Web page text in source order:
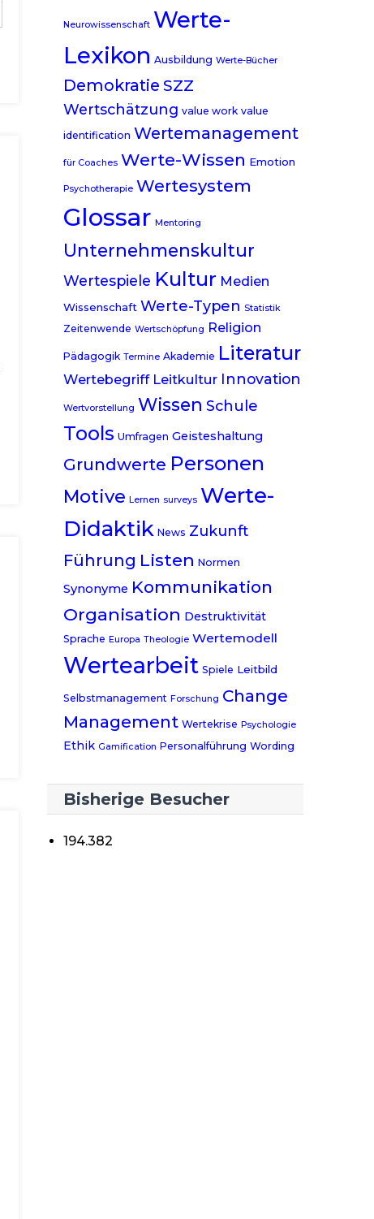
Neurowissenschaft Werte-
Lexikon Ausbildung Werte-Bücher
Demokratie SZZ
Wertschätzung value work value
identification Wertemanagement
für Coaches Werte-Wissen Emotion
Psychotherapie Wertesystem
Glossar Mentoring
Unternehmenskultur
Wertespiele Kultur Medien
Wissenschaft Werte-Typen Statistik
Zeitenwende Wertschöpfung Religion
Pädagogik Termine Akademie Literatur
Wertebegriff Leitkultur Innovation
Wertvorstellung Wissen Schule
Tools Umfragen Geisteshaltung
Grundwerte Personen
Motive Lernen surveys Werte-
Didaktik News Zukunft
Führung Listen Normen
Synonyme Kommunikation
Organisation Destruktivität
Sprache Europa Theologie Wertemodell
Wertearbeit Spiele Leitbild
Selbstmanagement Forschung Change
Management Wertekrise Psychologie
Ethik Gamification Personalführung Wording
Bisherige Besucher
194.382